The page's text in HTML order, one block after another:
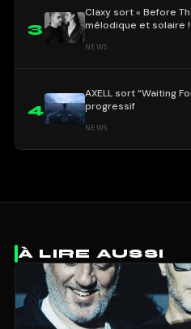
3
Claxy sort « Before
mélodique et solaire !
NEWS
4
AXELL sort “Waiting
progressif
NEWS
À LIRE AUSSI